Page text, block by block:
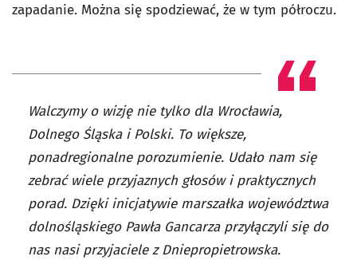
zapadanie. Można się spodziewać, że w tym półroczu.
Walczymy o wizję nie tylko dla Wrocławia,
Dolnego Śląska i Polski. To większe,
ponadregionalne porozumienie. Udało nam się
zebrać wiele przyjaznych głosów i praktycznych
porad. Dzięki inicjatywie marszałka województwa
dolnośląskiego Pawła Gancarza przyłączyli się do
nas nasi przyjaciele z Dniepropietrowska.